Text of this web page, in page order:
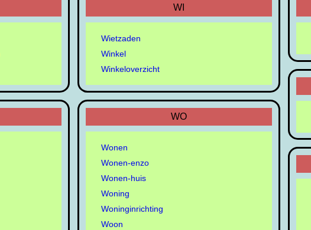
WI
Wietzaden
Winkel
Winkeloverzicht
WO
Wonen
Wonen-enzo
Wonen-huis
Woning
Woninginrichting
Woon